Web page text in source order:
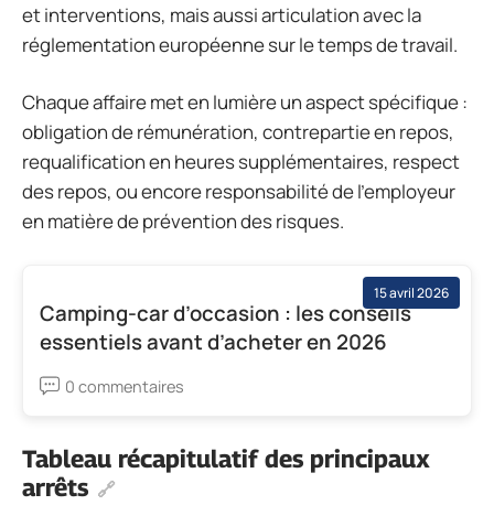
et interventions, mais aussi articulation avec la
réglementation européenne sur le temps de travail.
Chaque affaire met en lumière un aspect spécifique :
obligation de rémunération, contrepartie en repos,
requalification en heures supplémentaires, respect
des repos, ou encore responsabilité de l’employeur
en matière de prévention des risques.
15 avril 2026
Camping-car d’occasion : les conseils
essentiels avant d’acheter en 2026
0 commentaires
Tableau récapitulatif des principaux
arrêts